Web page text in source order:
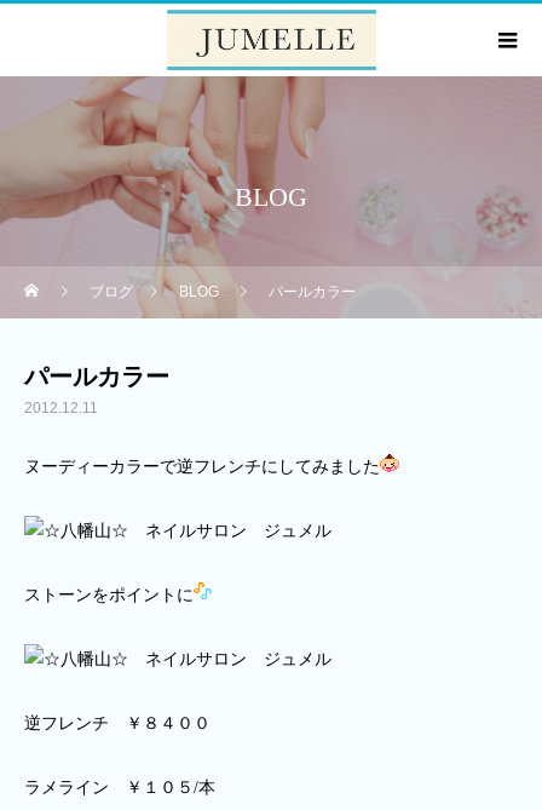
BLOG
ブログ BLOG パールカラー
パールカラー
2012.12.11
ヌーディーカラーで逆フレンチにしてみました
ストーンをポイントに
逆フレンチ ￥８４００
ラメライン ￥１０５/本